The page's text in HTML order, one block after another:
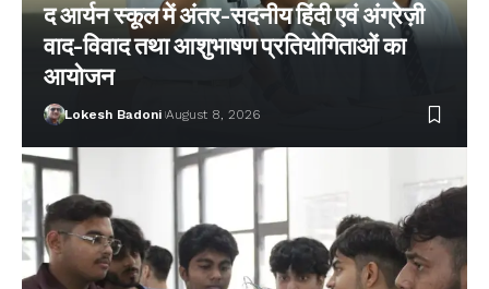
द आर्यन स्कूल में अंतर-सदनीय हिंदी एवं अंग्रेज़ी
वाद-विवाद तथा आशुभाषण प्रतियोगिताओं का
आयोजन
Lokesh Badoni August 8, 2026